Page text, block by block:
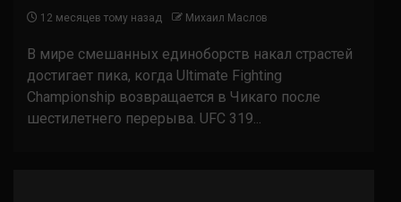
12 месяцев тому назад Михаил Маслов
В мире смешанных единоборств накал страстей
достигает пика, когда Ultimate Fighting
Championship возвращается в Чикаго после
шестилетнего перерыва. UFC 319...